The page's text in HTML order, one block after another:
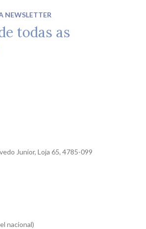
NEWSLETTER
todas as
Junior, Loja 65, 4785-099
nacional)